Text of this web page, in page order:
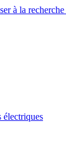
à la recherche
électriques